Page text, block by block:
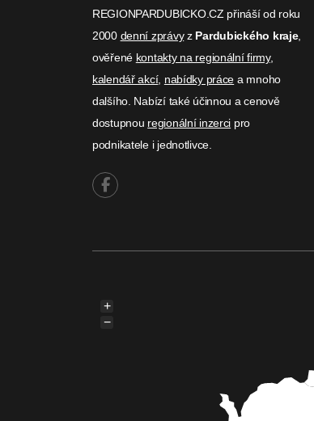
REGIONPARDUBICKO.CZ přináší od roku
2000 denní zprávyz Pardubického kraje,
ověřené kontakty na regionální firmy,
kalendář akcí, nabídky práce a mnoho
dalšího. Nabízí také účinnou a cenově
dostupnou regionální inzerci pro
podnikatele i jednotlivce.
+
−